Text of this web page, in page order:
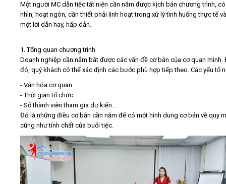
Một người MC dẫn tiệc tất niên cần nắm được kịch bản chương trình,
nhìn, hoạt ngôn, cần thiết phải linh hoạt trong xử lý tình huống thực tế
một lời dẫn hay, hấp dẫn.
1. Tổng quan chương trình
Doanh nghiệp cần nắm bắt được các vấn đề cơ bản của cơ quan mình.
đó, quý khách có thể xác định các bước phù hợp tiếp theo. Các yếu tố
- Văn hóa cơ quan
- Thời gian tổ chức
- Số thành viên tham gia dự kiến…
Đó là những điều cơ bản cần nắm để có một hình dung cơ bản về quy
cũng như tính chất của buổi tiệc.